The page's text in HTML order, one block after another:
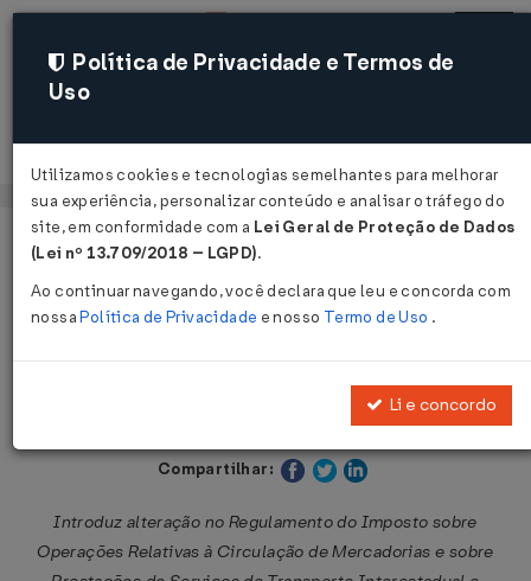
Acessar
Página Inicial Legislações
Decreto Nº 8239 DE 05/08/2021
Publicado no DOE - PR em 5 ago 2021
Compartilhar:
Introduz alteração no Regulamento do Imposto sobre
Operações Relativas à Circulação de Mercadorias e sobre
Política de Privacidade e Termos de
Uso
Utilizamos cookies e tecnologias semelhantes para melhorar
sua experiência, personalizar conteúdo e analisar o tráfego do
site, em conformidade com a Lei Geral de Proteção de Dados
(Lei nº 13.709/2018 – LGPD).
Ao continuar navegando, você declara que leu e concorda com
nossaPolítica de Privacidade e nosso Termo de Uso .
Li e concordo